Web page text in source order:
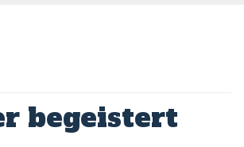
begeistert